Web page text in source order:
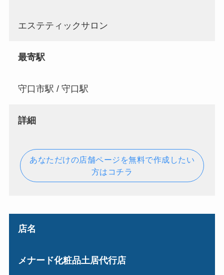
エステティックサロン
最寄駅
守口市駅 / 守口駅
詳細
あなただけの店舗ページを無料で作成したい
方はコチラ
店名
メナード化粧品土居代行店